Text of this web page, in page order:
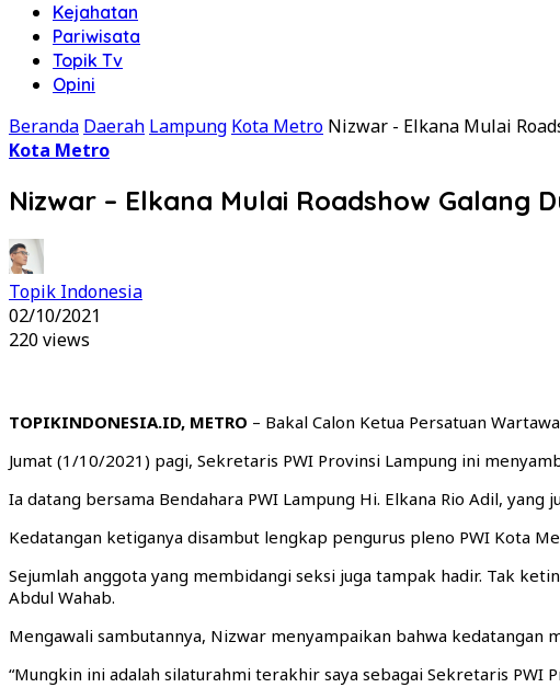
Kejahatan
Pariwisata
Topik Tv
Opini
Beranda Daerah Lampung Kota Metro Nizwar - Elkana Mulai
Kota Metro
Nizwar – Elkana Mulai Roadshow
Topik Indonesia
02/10/2021
220 views
TOPIKINDONESIA.ID, METRO – Bakal Calon Ketua Persatuan
Jumat (1/10/2021) pagi, Sekretaris PWI Provinsi Lampung ini
Ia datang bersama Bendahara PWI Lampung Hi. Elkana Rio Adil,
Kedatangan ketiganya disambut lengkap pengurus pleno PWI Kota
Sejumlah anggota yang membidangi seksi juga tampak hadir. Tak
Abdul Wahab.
Mengawali sambutannya, Nizwar menyampaikan bahwa kedatangan
“Mungkin ini adalah silaturahmi terakhir saya sebagai Sekretaris PWI